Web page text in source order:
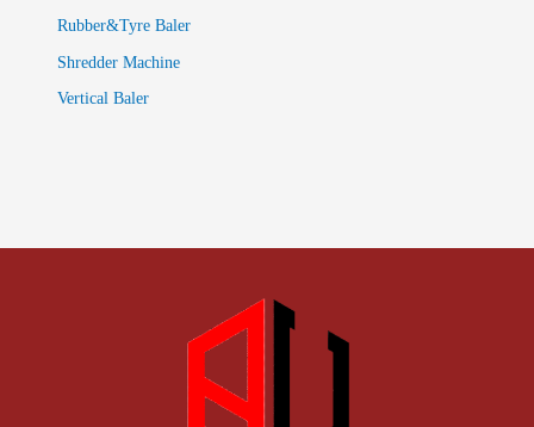
Rubber&Tyre Baler
Shredder Machine
Vertical Baler